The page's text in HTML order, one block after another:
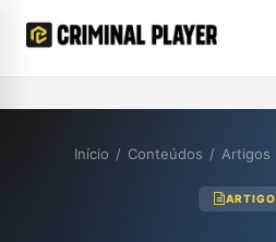
Início / Conteúdos / Artigos
ARTIGO